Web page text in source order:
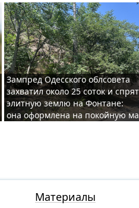
Зампред Одесского облсовета
захватил около 25 соток и
элитную землю на Фонтане:
она оформлена на покойную
Материалы